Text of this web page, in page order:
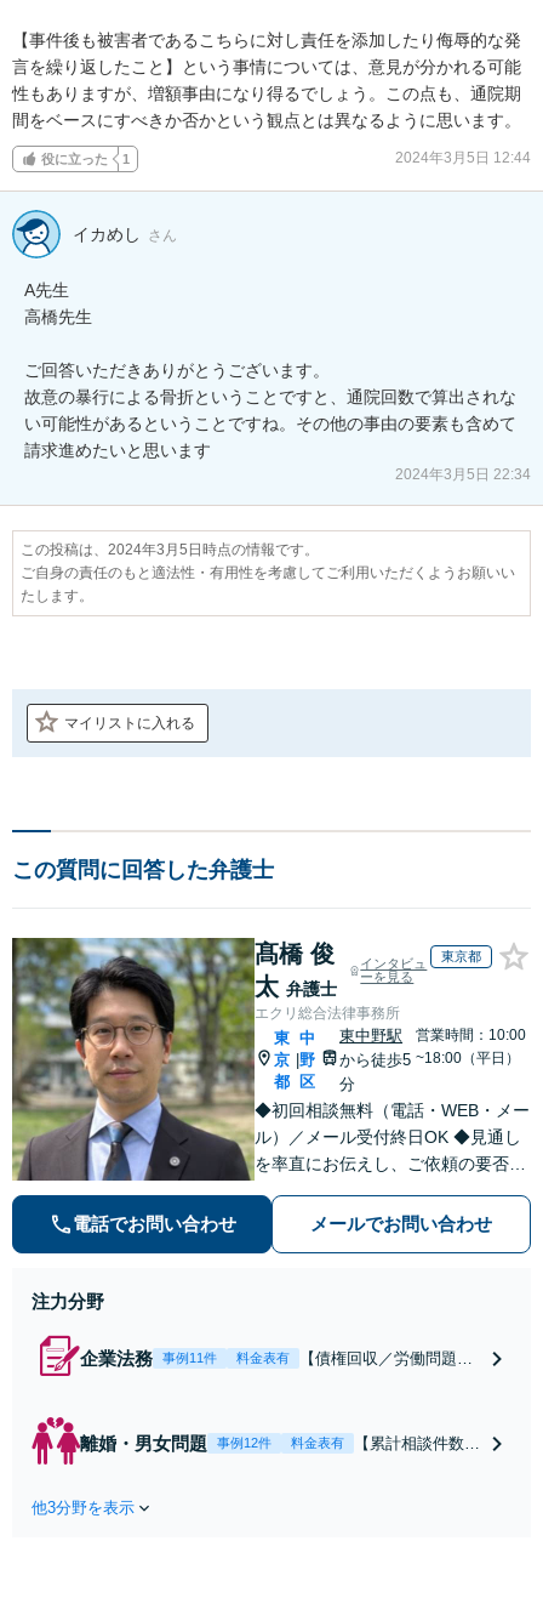
【事件後も被害者であるこちらに対し責任を添加したり侮辱的な発
言を繰り返したこと】という事情については、意見が分かれる可能
性もありますが、増額事由になり得るでしょう。この点も、通院期
間をベースにすべきか否かという観点とは異なるように思います。
役に立った 1 2024年3月5日 12:44
イカめし さん
A先生
高橋先生
ご回答いただきありがとうございます。
故意の暴行による骨折ということですと、通院回数で算出されな
い可能性があるということですね。その他の事由の要素も含めて
請求進めたいと思います
2024年3月5日 22:34
この投稿は、2024年3月5日時点の情報です。
ご自身の責任のもと適法性・有用性を考慮してご利用いただくようお願いい
たします。
マイリストに入れる
この質問に回答した弁護士
髙橋 俊
太 弁護士
インタビュ
ーを見る
東京都
エクリ総合法律事務所
東
京
都
中
野
区
東中野駅
から徒歩5
分
営業時間：10:00
~18:00（平日）
◆初回相談無料（電話・WEB・メー
ル）／メール受付終日OK ◆見通し
を率直にお伝えし、ご依頼の要否も
解決まで弁護士本人が一貫してスピ
ーディーに対応いたします。 ◆累計
電話でお問い合わせ メールでお問い合わせ
注力分野
企業法務 事例11件 料金表有
【債権回収／労働問題／
のトラブル・会社内のト
ラブルなど、事後の解決
離婚・男女問題 事例12件 料金表有
【累計相談件数20
他3分野を表示